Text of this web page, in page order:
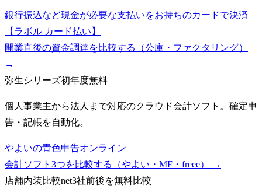
銀行振込など現金が必要な支払いをお持ちのカードで決済
【ラボル カード払い】
開業直後の資金調達を比較する（公庫・ファクタリング）
→
弥生シリーズ初年度無料
個人事業主から法人まで対応のクラウド会計ソフト。確定申
告・記帳を自動化。
やよいの青色申告オンライン
会計ソフト3つを比較する（やよい・MF・freee）
→
店舗内装比較net3社前後を無料比較